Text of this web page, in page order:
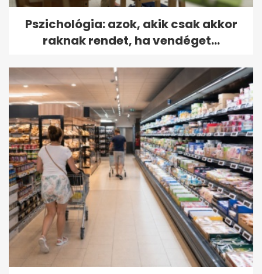
Pszichológia: azok, akik csak akkor
raknak rendet, ha vendéget...